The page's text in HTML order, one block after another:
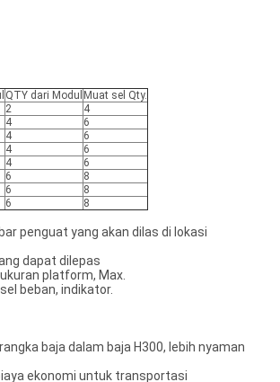
QTY dari Modul Muat sel Qty.
2
4
4
6
4
6
4
6
4
6
6
8
6
8
6 8
penguat yang akan dilas di lokasi
dapat dilepas
platform, Max.
beban, indikator.
baja dalam baja H300, lebih nyaman
ekonomi untuk transportasi